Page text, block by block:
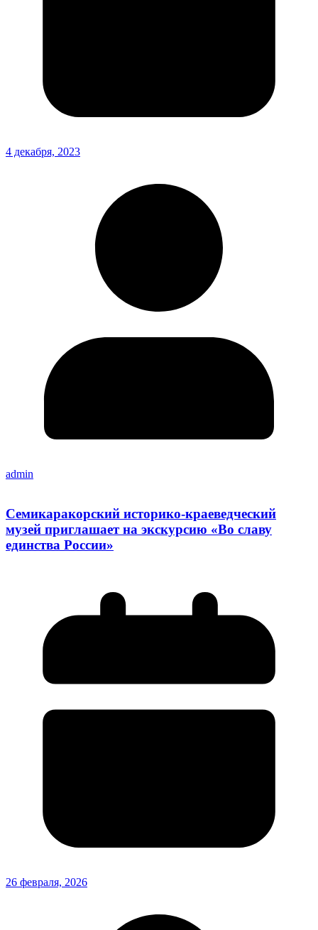
4 декабря, 2023
admin
Семикаракорский историко-краеведческий
музей приглашает на экскурсию «Во славу
единства России»
26 февраля, 2026